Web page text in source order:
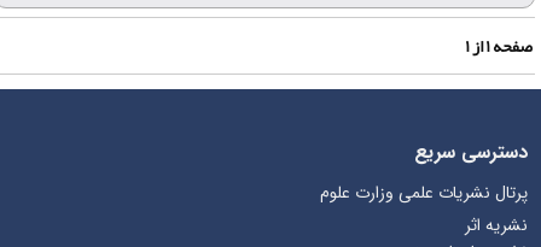
۱از۱
دسترسی سریع
پرتال نشریات علمی وزارت علوم
نشریه اثر